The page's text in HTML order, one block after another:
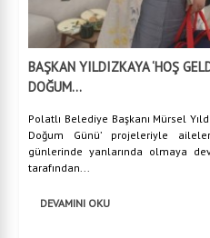
BAŞKAN YILDIZKAYA ‘HOŞ
DOĞUM...
Polatlı Belediye Başkanı Mürsel
Doğum Günü’ projeleriyle
günlerinde yanlarında olmaya
tarafından...
DEVAMINI OKU